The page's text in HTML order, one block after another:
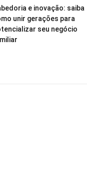
e inovação: saiba
unir gerações para
seu negócio